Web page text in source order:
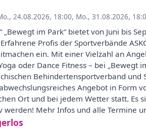
24.08.2026, 18:00, Mo., 31.08.2026,
im Park“ bietet von Juni bis
Profis der Sportverbände
ein. Mit einer Vielzahl an
oder Dance Fitness – bei „Bewegt
Behindertensportverband und
Angebot in Form
Ort und bei jedem Wetter statt. Es
Mehr Infos und alle Termine